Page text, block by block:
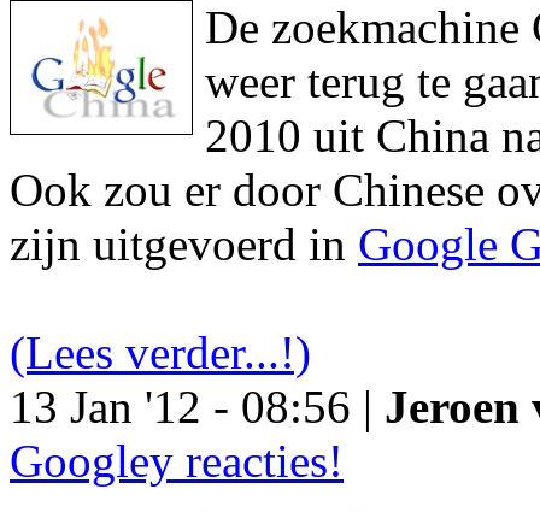
De
weer terug te
2010 uit China
Ook zou er door Chinese
zijn uitgevoerd in Google
(Lees verder...!)
13 Jan '12 - 08:56 | Jeroen
Googley reacties!